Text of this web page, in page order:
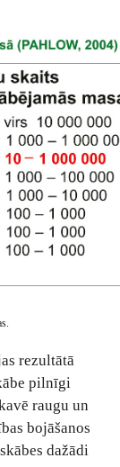
rezultātā
pilnīgi
raugu un
bojāšanos
dažādi